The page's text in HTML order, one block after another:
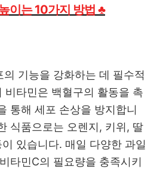
이는 10가지 방법 ♣
기능을 강화하는 데 필수적
비타민은 백혈구의 활동을 촉
통해 세포 손상을 방지합니
식품으로는 오렌지, 키위, 딸
있습니다. 매일 다양한 과일
타민C의 필요량을 충족시키